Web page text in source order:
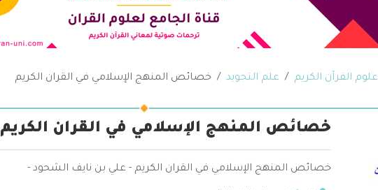
علوم القرآن الكريم علم التجويد خصائص المنهج الإسلامي في القران الكريم
خصائص المنهج الإسلامي في القران الكريم
خصائص المنهج الإسلامي في القران الكريم - علي بن نايف الشحود -